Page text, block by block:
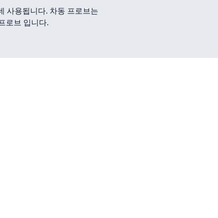
사용됩니다. 차동 프로브는
로브 입니다.